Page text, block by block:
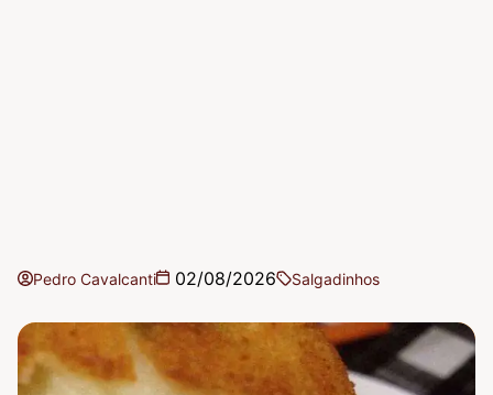
Pedro Cavalcanti 02/08/2026 Salgadinhos